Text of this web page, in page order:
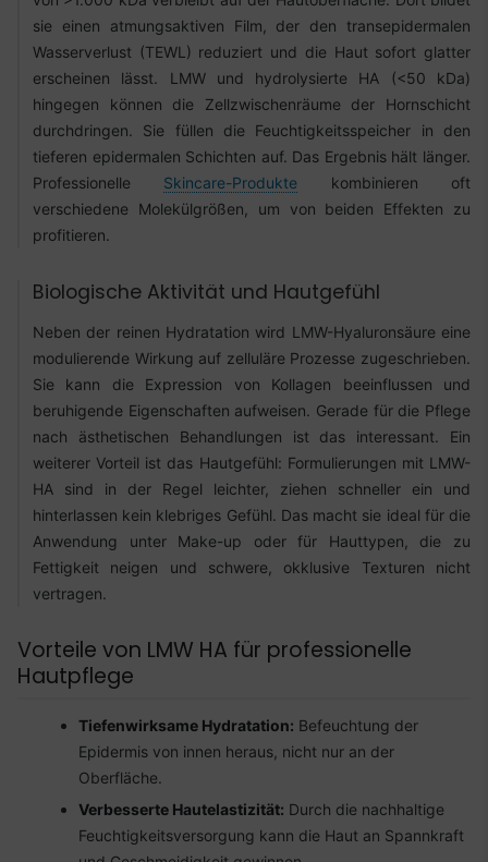
sie einen atmungsaktiven Film, der den transepidermalen
Wasserverlust (TEWL) reduziert und die Haut sofort glatter
erscheinen lässt. LMW und hydrolysierte HA (<50 kDa)
hingegen können die Zellzwischenräume der Hornschicht
durchdringen. Sie füllen die Feuchtigkeitsspeicher in den
tieferen epidermalen Schichten auf. Das Ergebnis hält länger.
Professionelle Skincare-Produkte kombinieren oft
verschiedene Molekülgrößen, um von beiden Effekten zu
profitieren.
Biologische Aktivität und Hautgefühl
Neben der reinen Hydratation wird LMW-Hyaluronsäure eine
modulierende Wirkung auf zelluläre Prozesse zugeschrieben.
Sie kann die Expression von Kollagen beeinflussen und
beruhigende Eigenschaften aufweisen. Gerade für die Pflege
nach ästhetischen Behandlungen ist das interessant. Ein
weiterer Vorteil ist das Hautgefühl: Formulierungen mit LMW-
HA sind in der Regel leichter, ziehen schneller ein und
hinterlassen kein klebriges Gefühl. Das macht sie ideal für die
Anwendung unter Make-up oder für Hauttypen, die zu
Fettigkeit neigen und schwere, okklusive Texturen nicht
vertragen.
Vorteile von LMW HA für professionelle
Hautpflege
Tiefenwirksame Hydratation: Befeuchtung der
Epidermis von innen heraus, nicht nur an der
Oberfläche.
Verbesserte Hautelastizität: Durch die nachhaltige
Feuchtigkeitsversorgung kann die Haut an Spannkraft